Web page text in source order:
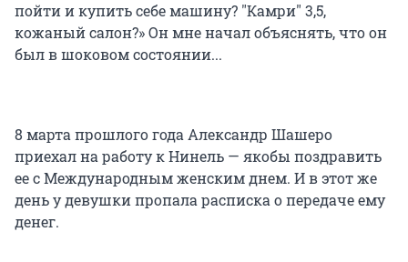
пойти и купить себе машину? "Камри" 3,5,
кожаный салон?» Он мне начал объяснять, что он
был в шоковом состоянии...
8 марта прошлого года Александр Шашеро
приехал на работу к Нинель — якобы поздравить
ее с Международным женским днем. И в этот же
день у девушки пропала расписка о передаче ему
денег.